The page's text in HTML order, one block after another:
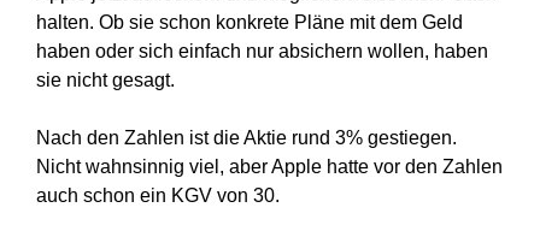
halten. Ob sie schon konkrete Pläne mit dem Geld
haben oder sich einfach nur absichern wollen, haben
sie nicht gesagt.
Nach den Zahlen ist die Aktie rund 3% gestiegen.
Nicht wahnsinnig viel, aber Apple hatte vor den Zahlen
auch schon ein KGV von 30.